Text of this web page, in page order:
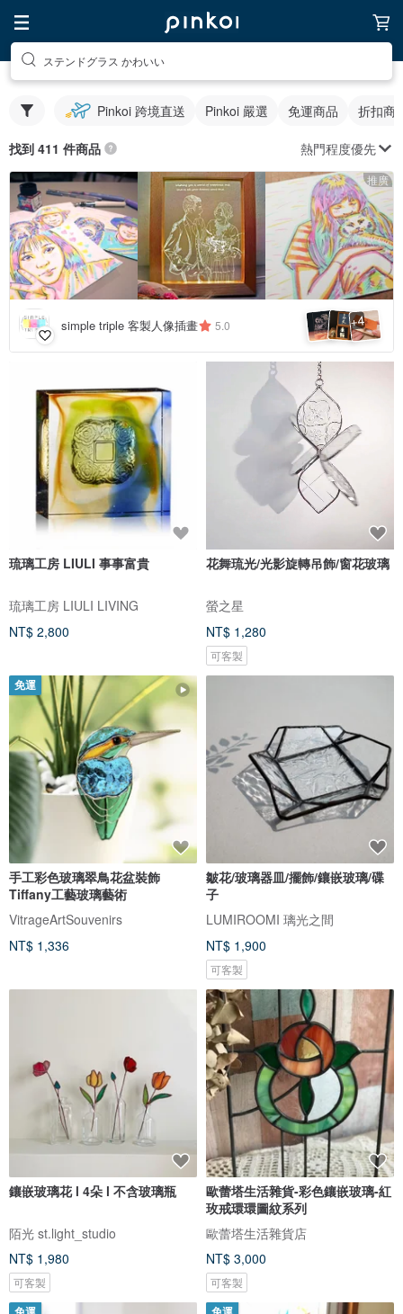
ステンドグラス かわいい
Pinkoi 跨境直送 Pinkoi 嚴選 免運商品 折扣商
找到 411 件商品 熱門程度優先
推廣
simple triple 客製人像插畫 5.0 +4
琉璃工房 LIULI 事事富貴
琉璃工房 LIULI LIVING
NT$ 2,800
花舞琉光/光影旋轉吊飾/窗花玻璃
螢之星
NT$ 1,280
可客製
免運
手工彩色玻璃翠鳥花盆裝飾
Tiffany工藝玻璃藝術
VitrageArtSouvenirs
NT$ 1,336
皺花/玻璃器皿/擺飾/鑲嵌玻璃/碟
子
LUMIROOMI 璃光之間
NT$ 1,900
可客製
鑲嵌玻璃花 l 4朵 l 不含玻璃瓶
陌光 st.light_studio
NT$ 1,980
可客製
歐蕾塔生活雜貨-彩色鑲嵌玻璃-紅
玫戒環環圖紋系列
歐蕾塔生活雜貨店
NT$ 3,000
可客製